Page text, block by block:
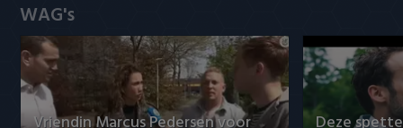
WAG's